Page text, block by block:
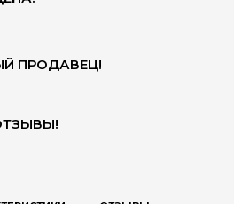
ПРОДАВЕЦ!